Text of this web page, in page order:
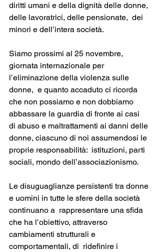
diritti umani e della dignità delle donne,
delle lavoratrici, delle pensionate,  dei
minori e dell’intera società.
Siamo prossimi al 25 novembre,
giornata internazionale per
l’eliminazione della violenza sulle
donne,  e quanto accaduto ci ricorda
che non possiamo e non dobbiamo
abbassare la guardia di fronte ai casi
di abuso e maltrattamenti ai danni delle
donne, ciascuno di noi assumendosi le
proprie responsabilità:  istituzioni, parti
sociali, mondo dell’associazionismo.
Le disuguaglianze persistenti tra donne
e uomini in tutte le sfere della società
continuano a  rappresentare una sfida
che ha l’obiettivo, attraverso
cambiamenti strutturali e
comportamentali, di  ridefinire i